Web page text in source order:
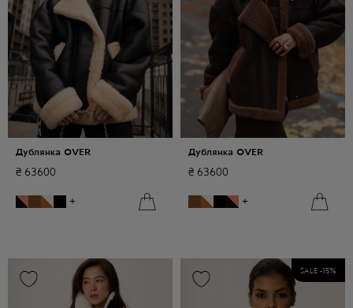
Дублянка OVER
₴ 63600
+
Дублянка OVER
₴ 63600
+
SALE -15%